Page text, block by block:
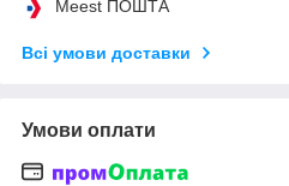
Meest ПОШТА
Всі умови доставки
Умови оплати